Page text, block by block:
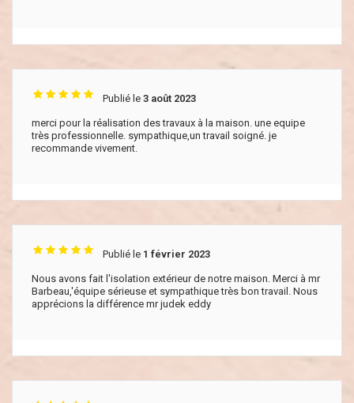
Publié le 3 août 2023
merci pour la réalisation des travaux à la maison. une equipe
très professionnelle. sympathique,un travail soigné. je
recommande vivement.
Publié le 1 février 2023
Nous avons fait l'isolation extérieur de notre maison. Merci à mr
Barbeau,'équipe sérieuse et sympathique très bon travail. Nous
apprécions la différence mr judek eddy